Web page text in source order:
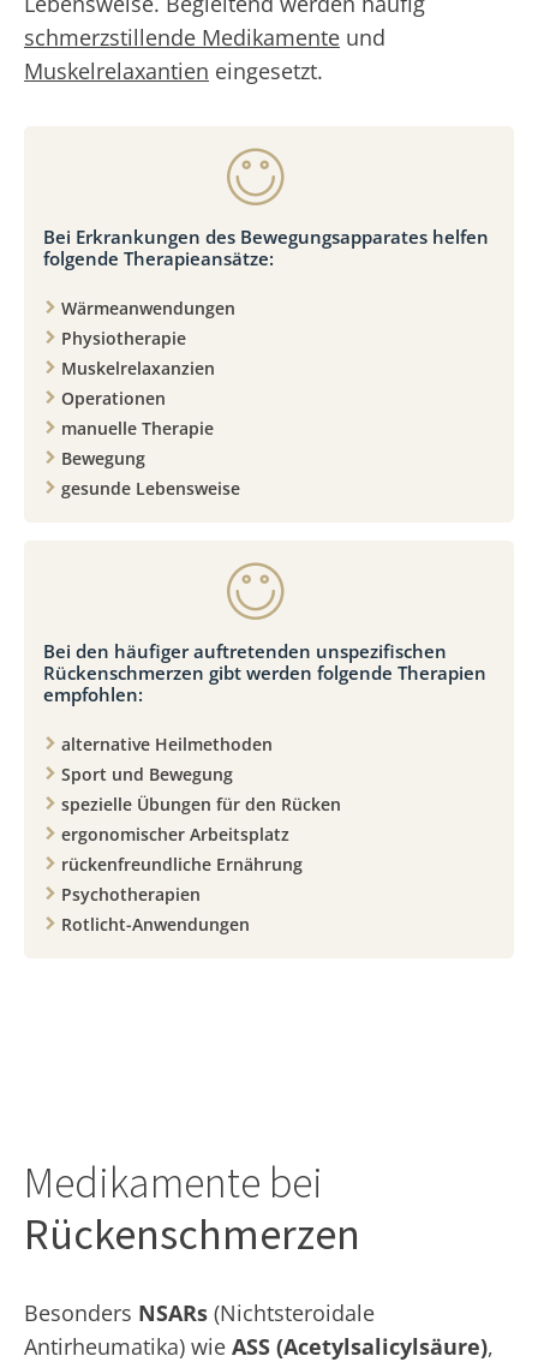
schmerzstillende Medikamente und
Muskelrelaxantien eingesetzt.
Bei Erkrankungen des Bewegungsapparates helfen
folgende Therapieansätze:
Wärmeanwendungen
Physiotherapie
Muskelrelaxanzien
Operationen
manuelle Therapie
Bewegung
gesunde Lebensweise
Bei den häufiger auftretenden unspezifischen
Rückenschmerzen gibt werden folgende Therapien
empfohlen:
alternative Heilmethoden
Sport und Bewegung
spezielle Übungen für den Rücken
ergonomischer Arbeitsplatz
rückenfreundliche Ernährung
Psychotherapien
Rotlicht-Anwendungen
Medikamente bei
Rückenschmerzen
Besonders NSARs (Nichtsteroidale
Antirheumatika) wie ASS (Acetylsalicylsäure),